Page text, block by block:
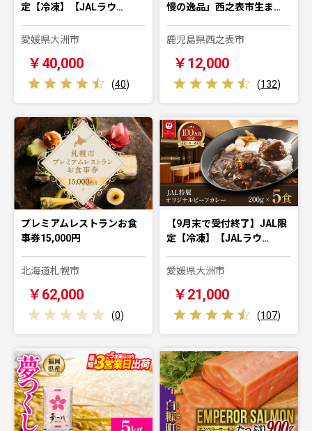
定【冷凍】【JALラウ…
愛媛県大洲市
￥40,000
(40)
慢の逸品」西之表市生ま…
鹿児島県西之表市
￥12,000
(132)
プレミアムレストランお食
事券15,000円
北海道札幌市
￥62,000
(0)
【9月末で受付終了】JAL限
定【冷凍】【JALラウ…
愛媛県大洲市
￥21,000
(107)